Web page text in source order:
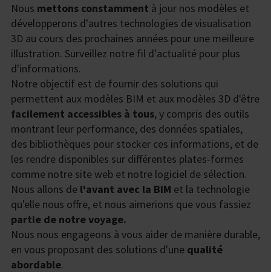
Nous mettons constamment à jour nos modèles et
développerons d'autres technologies de visualisation
3D au cours des prochaines années pour une meilleure
illustration. Surveillez notre fil d'actualité pour plus
d'informations.
Notre objectif est de fournir des solutions qui
permettent aux modèles BIM et aux modèles 3D d'être
facilement accessibles à tous, y compris des outils
montrant leur performance, des données spatiales,
des bibliothèques pour stocker ces informations, et de
les rendre disponibles sur différentes plates-formes
comme notre site web et notre logiciel de sélection.
Nous allons de l'avant avec la BIM et la technologie
qu'elle nous offre, et nous aimerions que vous fassiez
partie de notre voyage.
Nous nous engageons à vous aider de manière durable,
en vous proposant des solutions d'une qualité
abordable.